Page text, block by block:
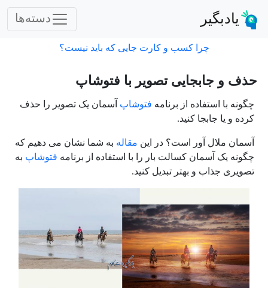
یادبگیر دسته‌ها
چرا کسب و کارت جایی که باید نیست؟
حذف و جابجایی تصویر با فتوشاپ
چگونه با استفاده از برنامه فتوشاپ آسمان یک تصویر را حذف
کرده و یا جابجا کنید.
آسمان ملال آور است؟ در این مقاله به شما نشان می دهیم که
چگونه یک آسمان کسالت بار را با استفاده از برنامه فتوشاپ به
تصویری جذاب و بهتر تبدیل کنید.